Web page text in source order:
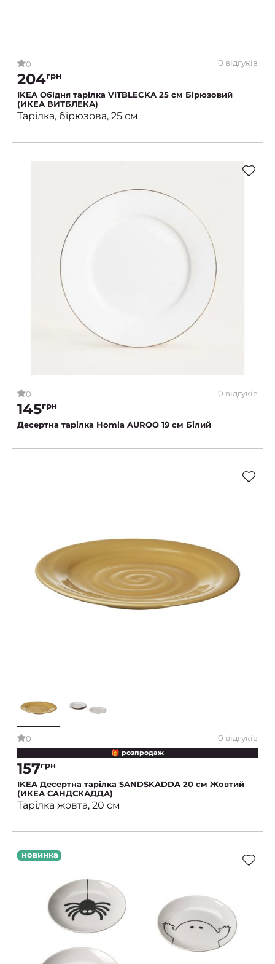
0 0 відгуків
204грн
IKEA Обідня тарілка VITBLECKA 25 см Бірюзовий
(ИКЕА ВИТБЛЕКА)
Тарілка, бірюзова, 25 см
0 0 відгуків
145грн
Десертна тарілка Homla AUROO 19 см Білий
0 0 відгуків
🎁 розпродаж
157грн
IKEA Десертна тарілка SANDSKADDA 20 см Жовтий
(ИКЕА САНДСКАДДА)
Тарілка жовта, 20 см
новинка